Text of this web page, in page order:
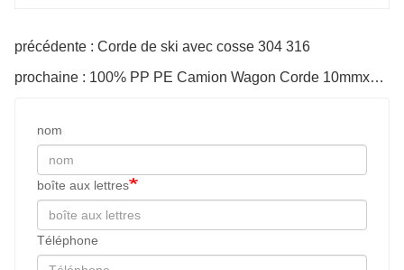
précédente : Corde de ski avec cosse 304 316
prochaine : 100% PP PE Camion Wagon Corde 10mmx27m
nom
boîte aux lettres
Téléphone